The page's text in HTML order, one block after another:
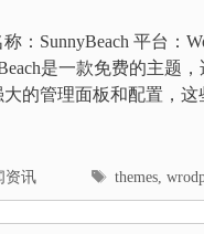
：SunnyBeach 平台：
是一款免费的主题
大的管理面板和配置，
资讯
标
签
themes,